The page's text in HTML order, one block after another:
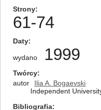
Strony
61-74
Daty
wydano 1999
Twórcy
autor
Ilia A. Bogaevski
Independent
Bibliografia